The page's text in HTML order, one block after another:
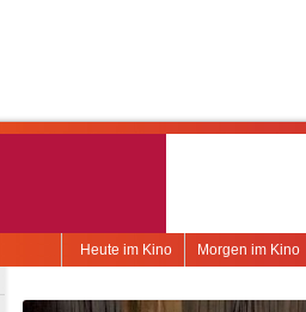
Morgen im Kino
Heute im Kino